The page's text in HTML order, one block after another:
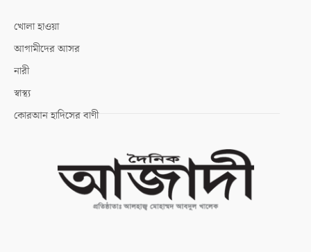
খোলা হাওয়া
আগামীদের আসর
নারী
স্বাস্থ্য
কোরআন হাদিসের বাণী